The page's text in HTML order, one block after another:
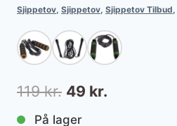
Sjippetov Sjippetov Sjippetov Tilbud
119kr. Den
oprindelige
49 kr.
På lager